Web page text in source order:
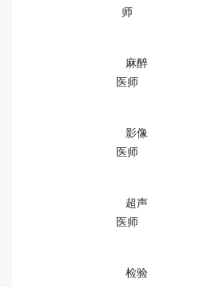
师
麻醉
医师
影像
医师
超声
医师
检验